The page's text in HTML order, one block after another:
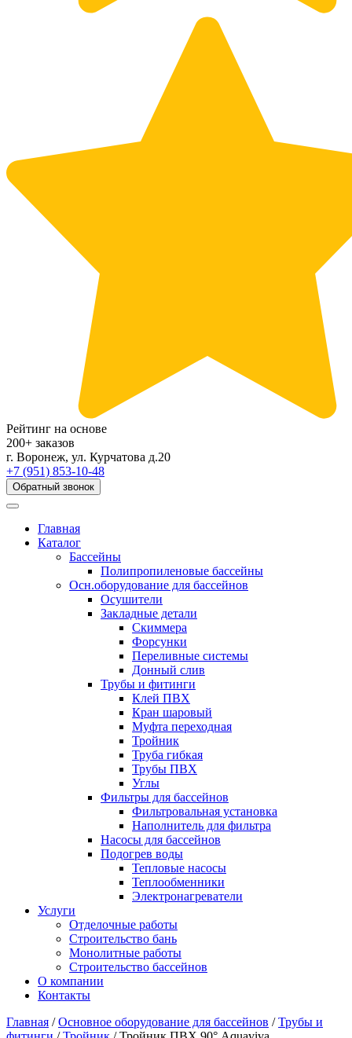
Рейтинг на основе
200+ заказов
г. Воронеж, ул. Курчатова д.20
+7 (951) 853-10-48
Обратный звонок
Главная
Каталог
Бассейны
Полипропиленовые бассейны
Осн.оборудование для бассейнов
Осушители
Закладные детали
Скиммера
Форсунки
Переливные системы
Донный слив
Трубы и фитинги
Клей ПВХ
Кран шаровый
Муфта переходная
Тройник
Труба гибкая
Трубы ПВХ
Углы
Фильтры для бассейнов
Фильтровальная установка
Наполнитель для фильтра
Насосы для бассейнов
Подогрев воды
Тепловые насосы
Теплообменники
Электронагреватели
Услуги
Отделочные работы
Строительство бань
Монолитные работы
Строительство бассейнов
О компании
Контакты
Главная /Основное оборудование для бассейнов /Трубы и